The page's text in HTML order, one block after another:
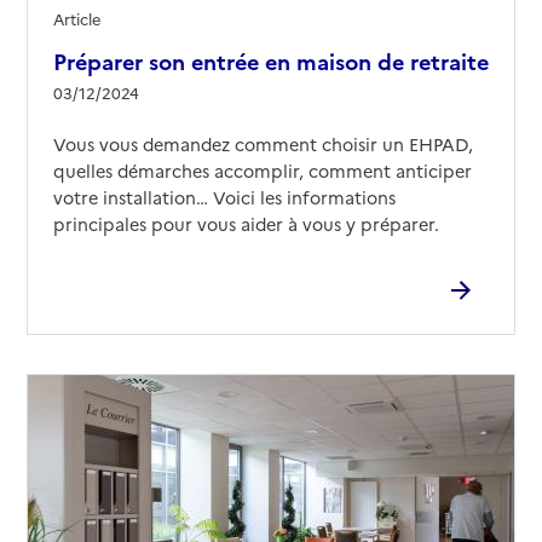
Source des données : Finess n° 310782198
EHPAD Les Minimes
31000-Toulouse
05 34 40 47 00
Voir les prix et prestations
Mis à jour le : 27/05/2025
EHPAD Résidence Les tilleuls
Adresse
19 rue Varsovie
31000-Toulouse
Préparer son entrée en maison de retraite
03/12/2024
Article
Vous vous demandez comment choisir un EHPAD,
quelles démarches accomplir, comment anticiper
votre installation… Voici les informations
principales pour vous aider à vous y préparer.